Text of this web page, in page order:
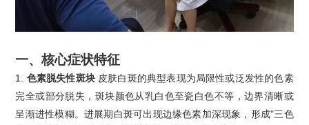
一、核心症状特征
1. 色素脱失性斑块皮肤白斑的典型表现为局限性或泛发性的色素
完全或部分脱失，斑块颜色从乳白色至瓷白色不等，边界清晰或
呈渐进性模糊。进展期白斑可出现边缘色素加深现象，形成"三色